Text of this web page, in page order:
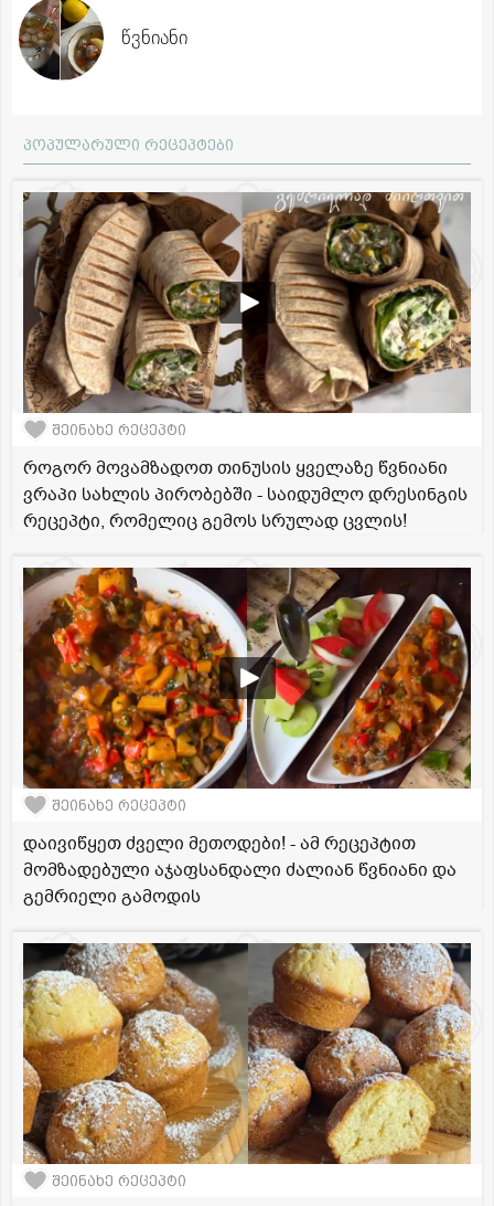
წვნიანი
პოპულარული რეცეპტები
შეინახე რეცეპტი
როგორ მოვამზადოთ თინუსის ყველაზე წვნიანი
ვრაპი სახლის პირობებში - საიდუმლო დრესინგის
რეცეპტი, რომელიც გემოს სრულად ცვლის!
შეინახე რეცეპტი
დაივიწყეთ ძველი მეთოდები! - ამ რეცეპტით
მომზადებული აჯაფსანდალი ძალიან წვნიანი და
გემრიელი გამოდის
შეინახე რეცეპტი